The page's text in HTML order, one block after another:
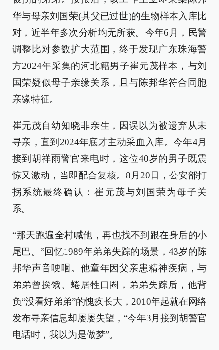
华与母亲刘国荣(其父已过世)的生物样本入库比
对，近半年多次分析均无所获。今年6月，民警
调整比对参数扩大范围，终于发现广东珠海警
方2024年采集的河北籍男子崔元茂样本，与刘
国荣疑似母子亲缘关系，且与陈邦华符合同胞
亲缘特征。
崔元茂自幼知晓非亲生，因误以为被遗弃从未
寻亲，直到2024年底才主动采血入库。今年4月
接到胡祥雨警官来电时，这位40岁的男子既震
惊又激动，当即配合复核。8月20日，公安部打
拐系统最终确认：崔元茂与刘国荣为母子关
系。
“那天跑遍全村喊他，再也找不到跟在身后的小
尾巴。”回忆1989年弟弟失踪的场景，43岁的陈
邦华声音哽咽。他童年因父亲患精神疾病，与
弟弟曾挨饿、蜷居牲口圈，弟弟失踪后，他背
负“没看好弟弟”的愧疚长大，2010年起就在网络
发布寻亲信息却屡屡失望，“今年3月接到胡警官
电话时，我以为是做梦”。